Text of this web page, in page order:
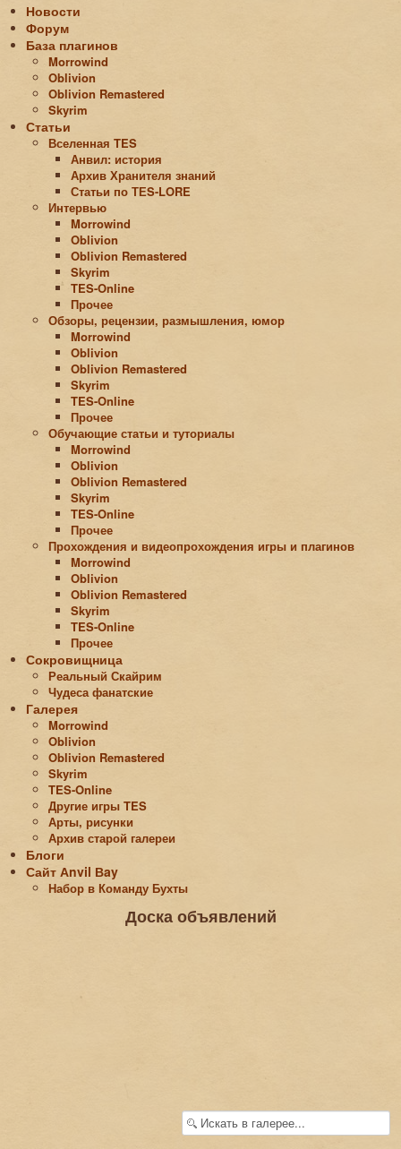
Новости
Форум
База плагинов
Morrowind
Oblivion
Oblivion Remastered
Skyrim
Статьи
Вселенная TES
Анвил: история
Архив Хранителя знаний
Статьи по ТЕS-LORE
Интервью
Morrowind
Oblivion
Oblivion Remastered
Skyrim
TES-Online
Прочее
Обзоры, рецензии, размышления, юмор
Morrowind
Oblivion
Oblivion Remastered
Skyrim
TES-Online
Прочее
Обучающие статьи и туториалы
Morrowind
Oblivion
Oblivion Remastered
Skyrim
TES-Online
Прочее
Прохождения и видеопрохождения игры и плагинов
Morrowind
Oblivion
Oblivion Remastered
Skyrim
TES-Online
Прочее
Сокровищница
Реальный Скайрим
Чудеса фанатские
Галерея
Morrowind
Oblivion
Oblivion Remastered
Skyrim
TES-Online
Другие игры TES
Арты, рисунки
Архив старой галереи
Блоги
Сайт Аnvil Вay
Набор в Команду Бухты
Доска объявлений